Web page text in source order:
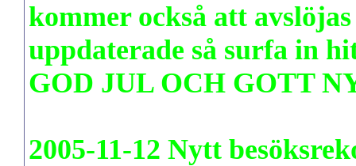
kommer också att
uppdaterade så surfa in
GOD JUL OCH GOTT
2005-11-12 Nytt